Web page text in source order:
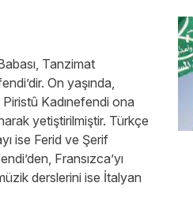
Tanzimat
On yaşında,
Piristû Kadınefendi ona
yetiştirilmiştir. Türkçe
ise Ferid ve Şerif
Fransızca’yı
derslerini ise İtalyan